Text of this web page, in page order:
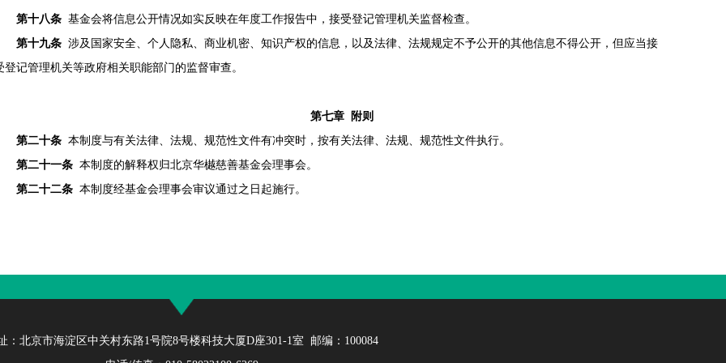
第十八条 基金会将信息公开情况如实反映在年度工作报告中，接受登记管理机关监督检查。
第十九条 涉及国家安全、个人隐私、商业机密、知识产权的信息，以及法律、法规规定不予公开的其他信息不得公开，但应当接
登记管理机关等政府相关职能部门的监督审查。
第七章 附则
第二十条 本制度与有关法律、法规、规范性文件有冲突时，按有关法律、法规、规范性文件执行。
第二十一条 本制度的解释权归北京华樾慈善基金会理事会。
第二十二条 本制度经基金会理事会审议通过之日起施行。
：北京市海淀区中关村东路1号院8号楼科技大厦D座301-1室 邮编：100084